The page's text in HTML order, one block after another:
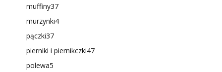
muffiny37
murzynki4
pączki37
pierniki i piernikczki47
polewa5